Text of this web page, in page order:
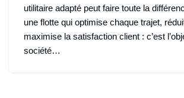
utilitaire adapté peut faire toute la
une flotte qui optimise chaque trajet,
maximise la satisfaction client : c’est
société…